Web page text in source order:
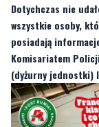
Dotychczas nie
wszystkie osoby,
posiadają
Komisariatem
(dyżurny jednostki)